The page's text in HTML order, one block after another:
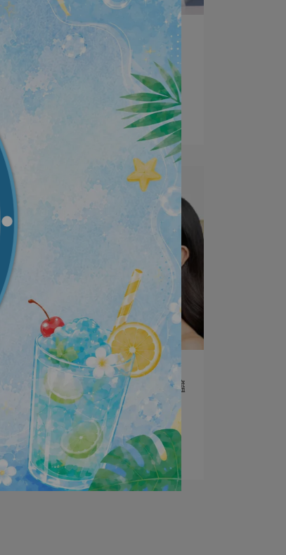
專利C60富勒烯，超強抗氧力！
量添加才有效
| 2025-12-12
保養界的鑽石級成分 &m⋯
->
要認識的關鍵保養成分「神經醯
| 2024-02-22
神經醯胺？ 對肌膚有什麼⋯
->